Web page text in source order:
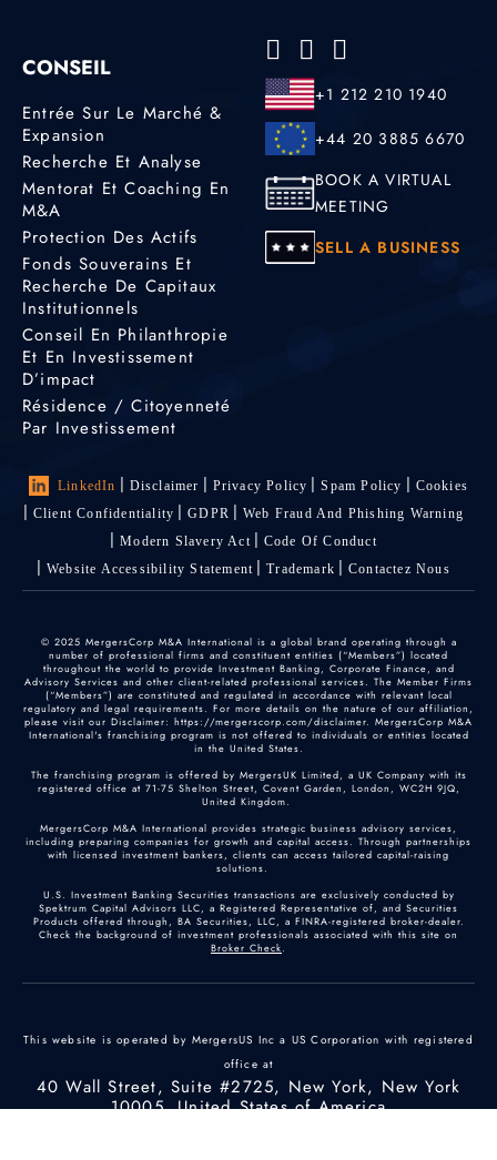
CONSEIL
Entrée Sur Le Marché &
Expansion
Recherche Et Analyse
Mentorat Et Coaching En
M&A
Protection Des Actifs
Fonds Souverains Et
Recherche De Capitaux
Institutionnels
Conseil En Philanthropie
Et En Investissement
D’impact
Résidence / Citoyenneté
Par Investissement
+1 212 210 1940
+44 20 3885 6670
BOOK A VIRTUAL
MEETING
SELL A BUSINESS
LinkedIn Disclaimer Privacy Policy Spam Policy
Cookies
Client Confidentiality
GDPR
Web Fraud And Phishing Warning
Modern Slavery Act
Code Of Conduct
Website Accessibility Statement
Trademark Contactez Nous
© 2025 MergersCorp M&A International is a global brand operating through a
number of professional firms and constituent entities (“Members”) located
throughout the world to provide Investment Banking, Corporate Finance, and
Advisory Services and other client-related professional services. The Member Firms
(“Members”) are constituted and regulated in accordance with relevant local
regulatory and legal requirements. For more details on the nature of our affiliation,
please visit our Disclaimer: https://mergerscorp.com/disclaimer. MergersCorp M&A
International's franchising program is not offered to individuals or entities located
in the United States.
The franchising program is offered by MergersUK Limited, a UK Company with its
registered office at 71-75 Shelton Street, Covent Garden, London, WC2H 9JQ,
United Kingdom.
MergersCorp M&A International provides strategic business advisory services,
including preparing companies for growth and capital access. Through partnerships
with licensed investment bankers, clients can access tailored capital-raising
solutions.
U.S. Investment Banking Securities transactions are exclusively conducted by
Spektrum Capital Advisors LLC, a Registered Representative of, and Securities
Products offered through, BA Securities, LLC, a FINRA-registered broker-dealer.
Check the background of investment professionals associated with this site on
Broker Check.
This website is operated by MergersUS Inc a US Corporation with registered
office at
40 Wall Street, Suite #2725, New York, New York
10005, United States of America